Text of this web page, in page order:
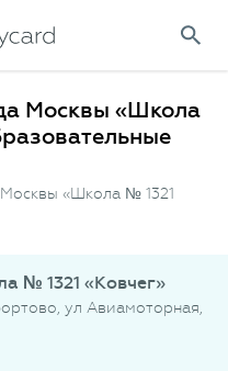
Москвы «Школа
«Школа № 1321
№ 1321 «Ковчег»
ул Авиамоторная,